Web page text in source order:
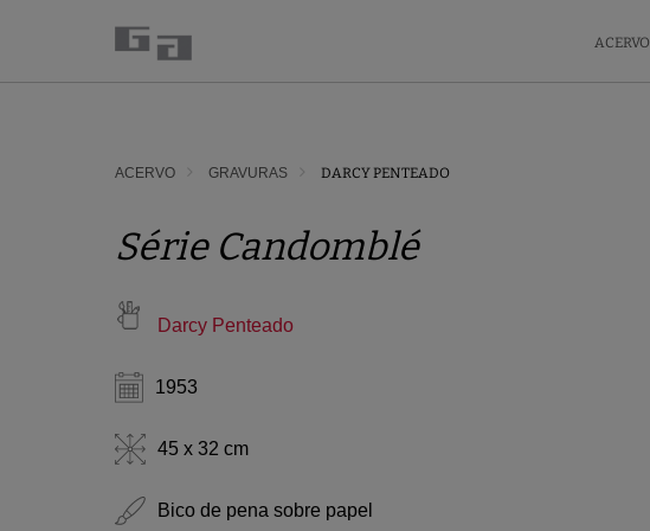
ACERVO
ACERVO GRAVURAS DARCY PENTEADO
Série Candomblé
Darcy Penteado
1953
45 x 32 cm
Bico de pena sobre papel